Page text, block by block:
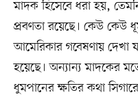
মাদক হিসেবে ধরা হয়,
প্রবণতা রয়েছে। কেউ কেউ
আমেরিকার গবেষণায় দেখা
হয়েছে। অন্যান্য মাদকের
ধুমপানের ক্ষতির কথা